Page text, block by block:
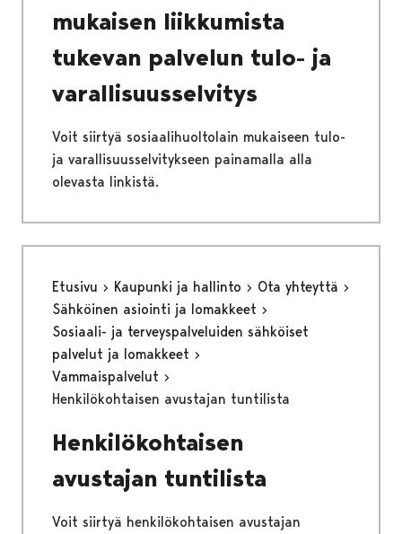
mukaisen liikkumista
tukevan palvelun tulo- ja
varallisuusselvitys
Voit siirtyä sosiaalihuoltolain mukaiseen tulo-
ja varallisuusselvitykseen painamalla alla
olevasta linkistä.
Etusivu Kaupunki ja hallinto
Ota yhteyttä
Sähköinen asiointi ja lomakkeet
Sosiaali- ja terveyspalveluiden sähköiset
palvelut ja lomakkeet
Vammaispalvelut
Henkilökohtaisen avustajan tuntilista
Henkilökohtaisen
avustajan tuntilista
Voit siirtyä henkilökohtaisen avustajan